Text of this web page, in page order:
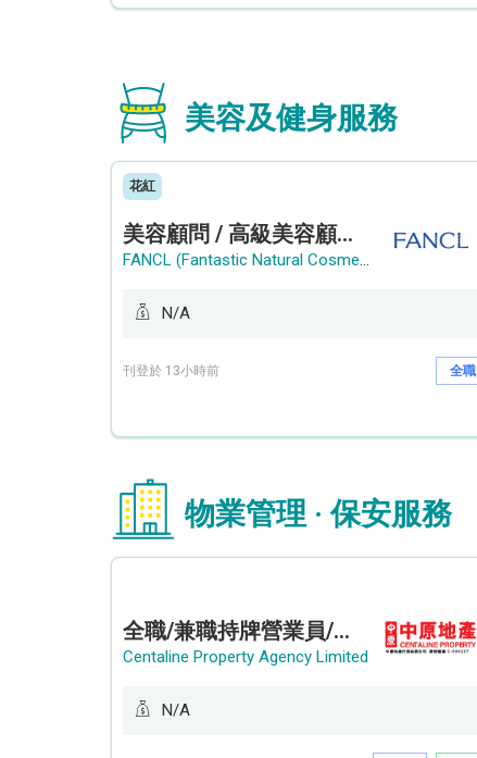
美容及健身服務
花紅
美容顧問 / 高級美容顧問 (Beauty Consultant / Senior Beauty Consultant)
FANCL (Fantastic Natural Cosmetics Limited)
N/A
刊登於 13小時前 全職
物業管理 · 保安服務
全職/兼職持牌營業員/持牌地產代理 (長沙灣/將軍澳/油塘)
Centaline Property Agency Limited
N/A